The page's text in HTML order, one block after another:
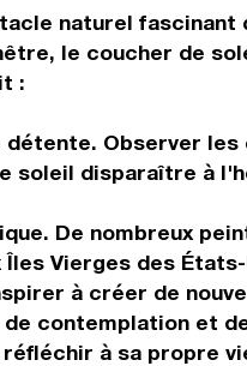
naturel
le coucher de
:
Observer
disparaître à
De nombreux
Vierges des
à créer de
contemplation et
à sa propre